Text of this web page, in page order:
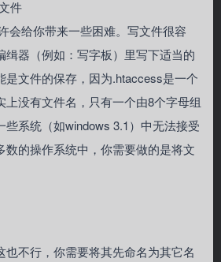
件
会给你带来一些困难。写文件很容
缉器（例如：写字板）里写下适当的
是文件的保存，因为.htaccess是一个
上没有文件名，只有一个由8个字母组
些系统（如windows 3.1）中无法接受
数的操作系统中，你需要做的是将文
也不行，你需要将其先命名为其它名